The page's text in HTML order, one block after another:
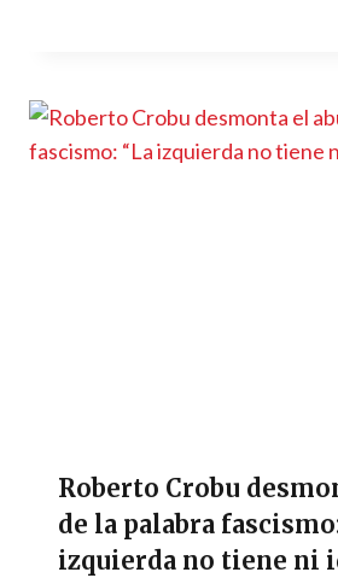
Roberto Crobu
de la palabra
izquierda no tiene ni